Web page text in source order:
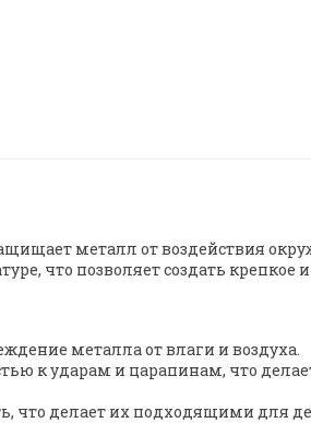
металл от воздействия
что позволяет создать крепкое
металла от влаги и воздуха.
к ударам и царапинам, что
что делает их подходящими для